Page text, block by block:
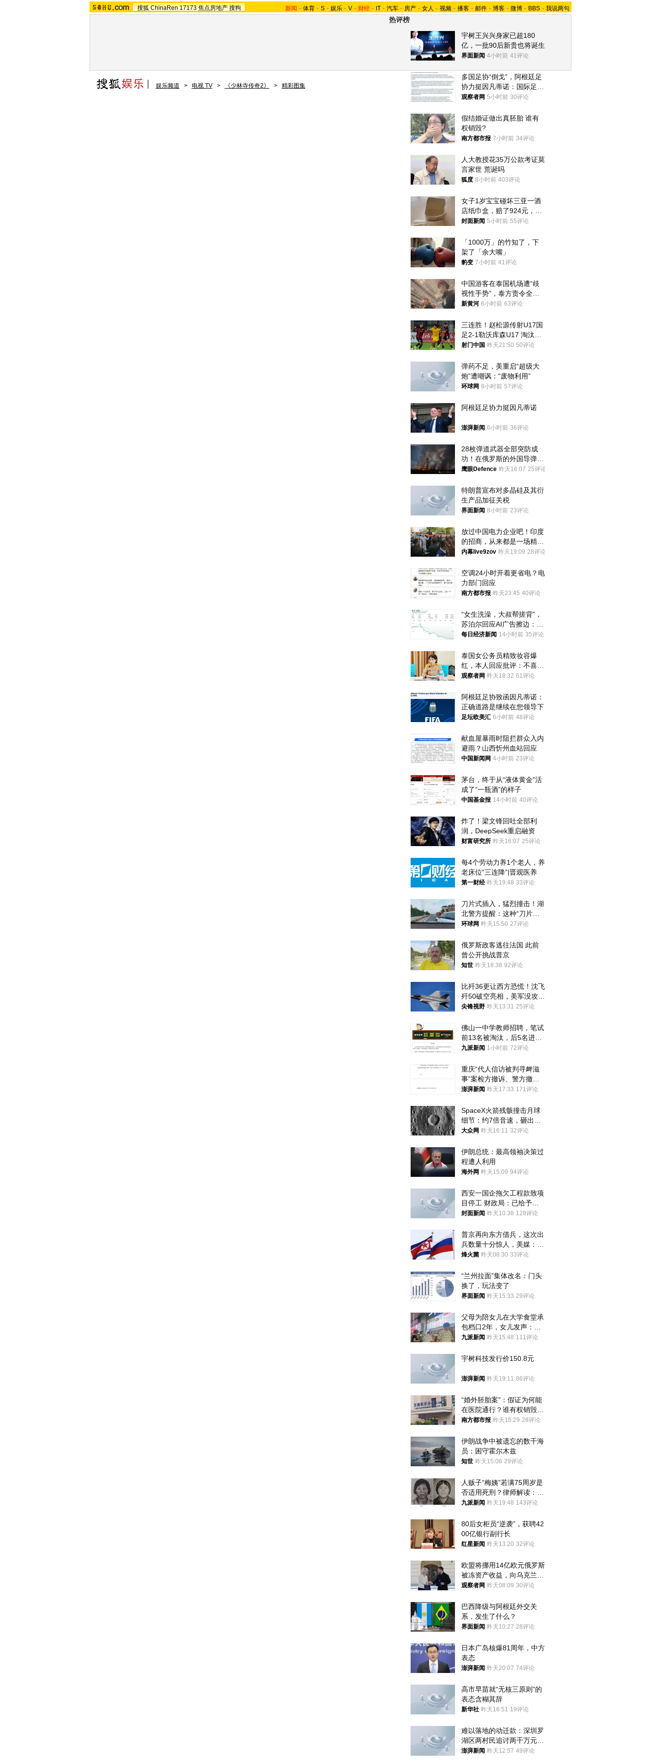
搜狐 ChinaRen 17173 焦点房地产 搜狗 新闻 - 体育 - S - 娱乐 - V - 财经 - IT - 汽车 - 房产 - 女人 - 视频 - 播客 - 邮件 - 博客 - 微博 - BBS - 我说两句
热评榜
宇树王兴兴身家已超180
亿，一批90后新贵也将诞生
界面新闻 4小时前 41评论
多国足协“倒戈”，阿根廷足
协力挺因凡蒂诺：国际足联
今后应继续在其领导下前行
观察者网 5小时前 30评论
假结婚证做出真胚胎 谁有
权销毁?
南方都市报 7小时前 34评论
人大教授花35万公款考证莫
言家世 荒诞吗
狐度 8小时前 403评论
女子1岁宝宝碰坏三亚一酒
店纸巾盒，赔了924元，发
帖吐槽后酒店退还一半的
封面新闻 5小时前 55评论
「1000万」的竹知了，下
架了「余大嘴」
豹变 7小时前 41评论
中国游客在泰国机场遭“歧
视性手势”，泰方责令全面
调查，对责任人采取最严厉
新黄河 6小时前 63评论
三连胜！赵松源传射U17国
足2-1勒沃库森U17 淘汰赛
将战河床
射门中国 昨天21:50 50评论
弹药不足，美重启“超级大
炮”遭嘲讽：“废物利用”
环球网 8小时前 57评论
阿根廷足协力挺因凡蒂诺
澎湃新闻 6小时前 36评论
28枚弹道武器全部突防成
功！在俄罗斯的外国导弹发
射车都是合法打击目标
鹰眼Defence 昨天16:07 25评论
特朗普宣布对多晶硅及其衍
生产品加征关税
界面新闻 8小时前 23评论
放过中国电力企业吧！印度
的招商，从来都是一场精准
收割
内幕live9zov 昨天19:09 28评论
空调24小时开着更省电？电
力部门回应
南方都市报 昨天23:45 40评论
“女生洗澡，大叔帮搓背”，
苏泊尔回应AI广告擦边：视
频全下架，已强化内容管理
每日经济新闻 14小时前 35评论
泰国女公务员精致妆容爆
红，本人回应批评：不喜欢
就别看
观察者网 昨天18:32 61评论
阿根廷足协致函因凡蒂诺：
正确道路是继续在您领导下
足坛欧美汇 6小时前 48评论
献血屋暴雨时阻拦群众入内
避雨？山西忻州血站回应
中国新闻网 4小时前 23评论
茅台，终于从“液体黄金”活
成了“一瓶酒”的样子
中国基金报 14小时前 40评论
炸了！梁文锋回吐全部利
润，DeepSeek重启融资
财富研究所 昨天16:07 25评论
每4个劳动力养1个老人，养
老床位“三连降”|晋观医养
第一财经 昨天19:48 33评论
刀片式插入，猛烈撞击！湖
北警方提醒：这种“刀片超
车”，太危险了
环球网 昨天15:50 27评论
俄罗斯政客逃往法国 此前
曾公开挑战普京
知世 昨天18:38 92评论
比歼36更让西方恐慌！沈飞
歼50破空亮相，美军没攻克
的技术被拿下
尖锋视野 昨天13:31 25评论
佛山一中学教师招聘，笔试
前13名被淘汰，后5名进体
检，被疑萝卜岗，官方通
九派新闻 1小时前 72评论
重庆“代人信访被判寻衅滋
事”案检方撤诉、警方撤
案，两被告人获国赔
澎湃新闻 昨天17:33 171评论
SpaceX火箭残骸撞击月球
细节：约7倍音速，砸出直
径约30米撞击坑
大众网 昨天16:11 32评论
伊朗总统：最高领袖决策过
程遭人利用
海外网 昨天15:09 94评论
西安一国企拖欠工程款致项
目停工 财政局：已给予处
分，正督促整改
封面新闻 昨天10:38 128评论
普京再向东方借兵，这次出
兵数量十分惊人，美媒：俄
朝要动真格？
烽火菌 昨天08:30 33评论
“兰州拉面”集体改名：门头
换了，玩法变了
界面新闻 昨天15:33 29评论
父母为陪女儿在大学食堂承
包档口2年，女儿发声：初
衷是为了陪伴，毕业后将不
九派新闻 昨天15:48 111评论
宇树科技发行价150.8元
澎湃新闻 昨天19:11 86评论
“婚外胚胎案”：假证为何能
在医院通行？谁有权销毁胚
胎？
南方都市报 昨天15:29 28评论
伊朗战争中被遗忘的数千海
员：困守霍尔木兹
知世 昨天15:06 29评论
人贩子“梅姨”若满75周岁是
否适用死刑？律师解读：很
大概率不会被判处死刑
九派新闻 昨天19:48 143评论
80后女柜员“逆袭”，获聘42
00亿银行副行长
红星新闻 昨天13:20 32评论
欧盟将挪用14亿欧元俄罗斯
被冻资产收益，向乌克兰提
供援助
观察者网 昨天08:09 30评论
巴西降级与阿根廷外交关
系，发生了什么？
界面新闻 昨天10:27 28评论
日本广岛核爆81周年，中方
表态
澎湃新闻 昨天20:07 74评论
高市早苗就“无核三原则”的
表态含糊其辞
新华社 昨天16:51 19评论
难以落地的动迁款：深圳罗
湖区两村民追讨两千万元动
迁款八年未果
澎湃新闻 昨天12:57 49评论
娱乐频道 > 电视 TV > 《少林寺传奇2》 > 精彩图集